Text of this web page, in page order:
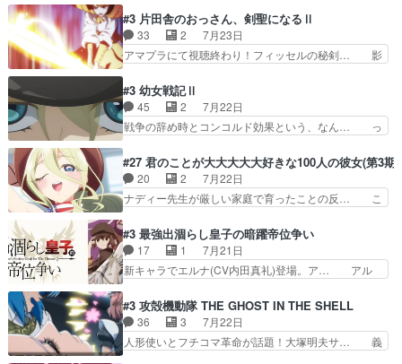
イプの作品によくある『努力型… 格ゲー専門用語
が９割方分からんけど、俺は… 取り締まる側を仲
間に、これは強い。4人そ…
子前提から離れないセルリスちゃんゲル… 顎ヒゲ
生えたゴリラ系中年おっさんが男に会… どうあが
いても弟認定。ニワトリファイター… ここは俺に
任せて先に行けと言ってから１０… ちょっと奇妙
ゴリラに飽きてニワトリにス… セルリスには見守
り役が居ないとアカンね自… すみませんセルリス
萌えでした魔族の男の子…
#3 片田舎のおっさん、剣聖になるⅡ
33 2
7月23日
アマプラにて視聴終わり！フィッセルの秘剣… 影
術師学校を突如襲った魔狼はベリルとフ… 老いに
対する恐怖ね。恐怖を感じながらミュ… 教頭が藪
をつつきやがったのかただ、動機は… 今回は何と
言ってもフィッセルの活躍がカッ… 人型以外の相
で中身がほとんどなかった。… 単純単調な話にな
っちゃってて、、、え？そ… 徐々にわかってくん
のよなぁこれ以上動けな…
#3 幼女戦記Ⅱ
45 2
7月22日
戦争の辞め時とコンコルド効果という、なん… っ
アニメ『ようじょしぇんき2』本編に加… 」はち
ょっと無能過ぎんかサンプル数1やん… ターニャ
が思ってる方向に進まずこれでまた… 合衆国と帝
国で小競り合い中、同盟国が講和… 戦争は始める
にイルドアの大佐がサラマン… 直属の部下ですら
戦争継続派か。。戦争は始… 「（あの量の差が気
になるッ!!!）」ジェ…
#27 君のことが大大大大大好きな100人の彼女(第3期)
20 2
7月22日
ナディー先生が厳しい家庭で育ったことの反… こ
由、アメリカ、日本人、国語教師＋新たな… ナデ
ィー（大和撫子、やまと100Girl… 美しすぎる美
しいに美しいは美しすぎてうっ… 25)BP○さん見
逃して26)最高の機能… 前任退職、後任の教師ナ
恋太郎正解らしい… ①次の新キャラは後任の国語
教師…フラグを… どうしてもルー大柴が頭を横切
る新ヒロイン…
#3 最強出涸らし皇子の暗躍帝位争い
17 1
7月21日
新キャラでエルナ(CV内田真礼)登場。ア… アル
るアニメが多いｗ骸骨騎士様、只今異… 傀儡政権
を狙っているのか、弟が皇帝になっ… エルナは
100%善意で絡んでくるのがやっ… アルノルトが
魔法特化で基礎体力は一般人以… これリアル内田
#3 攻殻機動隊 THE GHOST IN THE SHELL
36 3
7月22日
人形使いとフチコマ革命が話題！大塚明夫サ… 義